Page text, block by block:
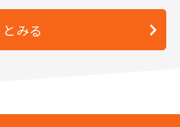
みる